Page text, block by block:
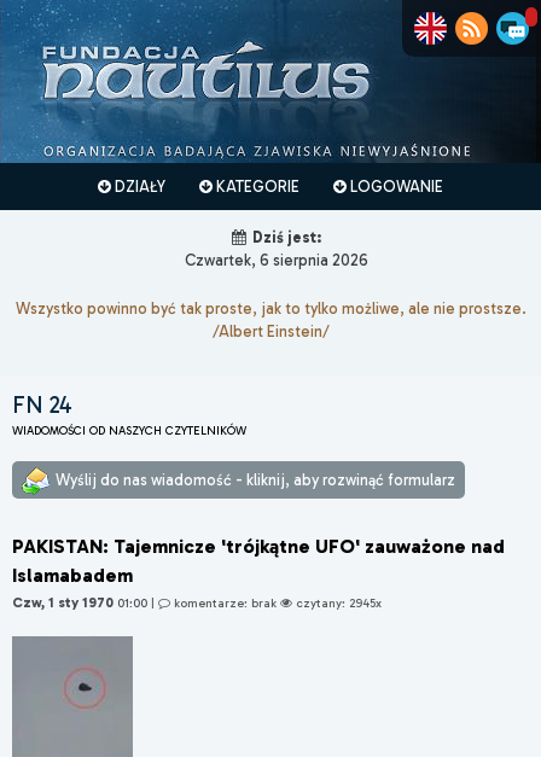
DZIAŁY KATEGORIE LOGOWANIE
Dziś jest:
Czwartek, 6 sierpnia 2026
Wszystko powinno być tak proste, jak to tylko możliwe, ale nie prostsze.
/Albert Einstein/
FN 24
WIADOMOŚCI OD NASZYCH CZYTELNIKÓW
Wyślij do nas wiadomość - kliknij, aby rozwinąć formularz
PAKISTAN: Tajemnicze 'trójkątne UFO' zauważone nad
Islamabadem
Czw, 1 sty 1970 01:00 | komentarze: brak czytany: 2945x